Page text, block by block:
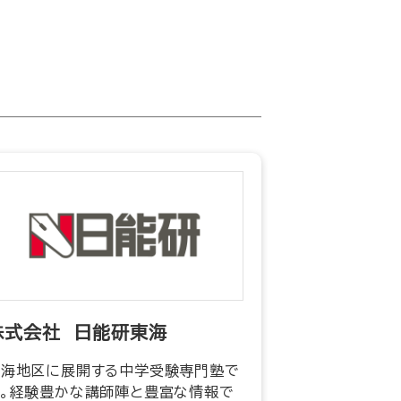
式会社 日能研東海
地区に展開する中学受験専門塾で
経験豊かな講師陣と豊富な情報で